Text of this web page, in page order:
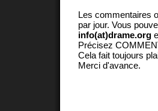
Les commentaires
par jour. Vous
info(at)drame.org
Précisez
Cela fait toujours
Merci d'avance.